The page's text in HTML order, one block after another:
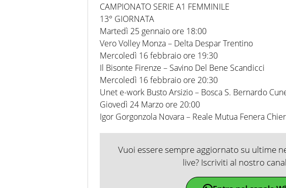
CAMPIONATO SERIE A1 FEMMINILE
13° GIORNATA
Martedì 25 gennaio ore 18:00
Vero Volley Monza – Delta Despar Trentino
Mercoledì 16 febbraio ore 19:30
Il Bisonte Firenze – Savino Del Bene Scandicci
Mercoledì 16 febbraio ore 20:30
Unet e-work Busto Arsizio – Bosca S. Bernardo
Giovedì 24 Marzo ore 20:00
Igor Gorgonzola Novara – Reale Mutua Fenera
Vuoi essere sempre aggiornato su ultime
live? Iscriviti al nostro